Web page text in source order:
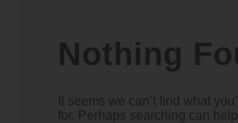
Nothing
It seems we can’t find what
for. Perhaps searching can